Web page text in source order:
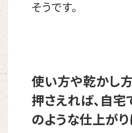
そうです。
使い方や乾かし
押さえれば、自宅
のような仕上がり